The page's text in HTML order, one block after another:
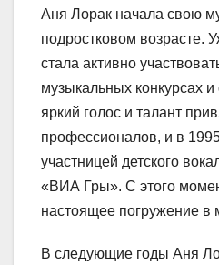
Аня Лорак начала свою
подростковом возрасте.
стала активно
музыкальных конкурсах
яркий голос и талант
профессионалов, и в
участницей детского
«ВИА Гры». С этого
настоящее погружение в
В следующие годы Аня